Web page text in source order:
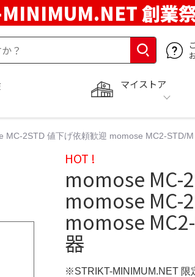
創業
マイストア
MC-2STD 値下げ依頼歓迎 momose MC2-STD/
HOT !
momose MC-
momose MC-
momose
器
※STRIKT-MINIMUM.NET 限